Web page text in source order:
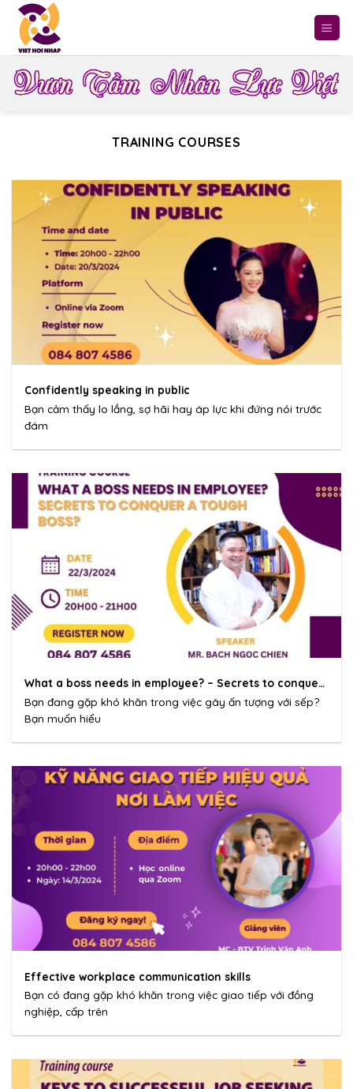
Skip
content
TRAINING COURSES
Confidently speaking in public
Bạn cảm thấy lo lắng, sợ hãi hay áp lực khi đứng nói trước
đám
What a boss needs in employee? – Secrets to conquer
a tough boss
Bạn đang gặp khó khăn trong việc gây ấn tượng với sếp?
Bạn muốn hiểu
Effective workplace communication skills
Bạn có đang gặp khó khăn trong việc giao tiếp với đồng
nghiệp, cấp trên